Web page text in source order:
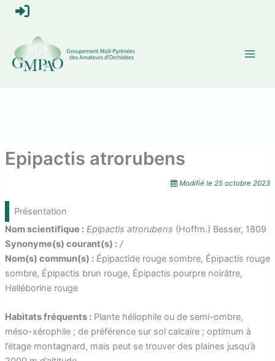
Aller
e
c
o
e
e
r
Epipactis atrorubens
Modifié le25 octobre 2023
Présentation
Nom scientifique : Epipactis atrorubens (Hoffm.) Besser, 1809
Synonyme(s) courant(s) : /
Nom(s) commun(s) :Épipactide rouge sombre, Épipactis rouge
sombre, Épipactis brun rouge, Épipactis pourpre noirâtre,
Helléborine rouge
Habitats fréquents :Plante héliophile ou de semi-ombre,
méso-xérophile ; de préférence sur sol calcaire ; optimum à
l’étage montagnard, mais peut se trouver des plaines jusqu’à